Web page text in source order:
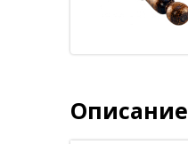
Описание